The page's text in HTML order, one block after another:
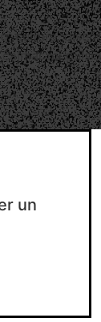
cultura,
mi
un